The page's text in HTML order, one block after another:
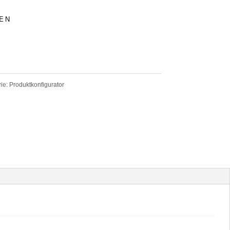
Produktkonfigurator